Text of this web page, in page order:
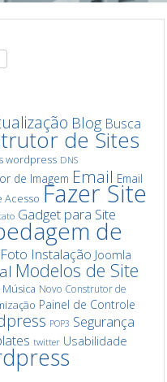
Blog Busca
de Sites
wordpress DNS
de Imagem Email Email
Acesso Fazer Site
Gadget para Site
de
Instalação Joomla
Modelos de Site
Música Novo Construtor de
Painel de Controle
POP3 Segurança
twitter Usabilidade